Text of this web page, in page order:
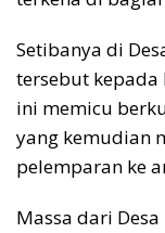
Setibanya di
tersebut kepada
ini memicu
yang kemudian
pelemparan ke
Massa dari